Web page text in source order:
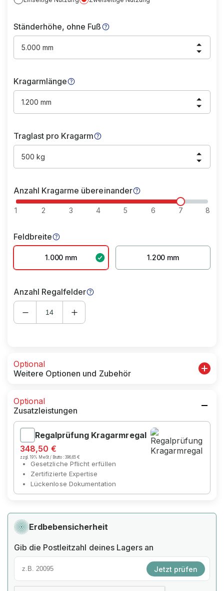
Ständerhöhe, ohne Fuß
5.000 mm
Kragarmlänge
1.200 mm
Traglast pro Kragarm
500 kg
Anzahl Kragarme übereinander
1 2 3 4 5 6 7 8
Feldbreite
1.000 mm 1.200 mm
Anzahl Regalfelder
Optional
Weitere Optionen und Zubehör
Optional
Zusatzleistungen
Regalprüfung Kragarmregal
348,50 €
zzgl. 19% MwSt / Brutto :396,65 €
Gesetzliche Pflicht erfüllen
Zertifizierte Expertise
Lückenlose Dokumentation
Erdbebensicherheit
Gib die Postleitzahl deines Lagers an
Jetzt prüfen